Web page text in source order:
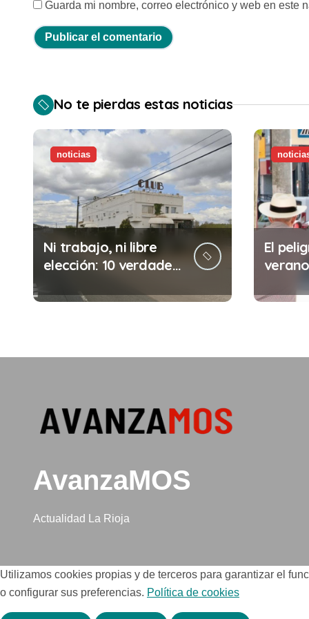
Guarda mi nombre, correo electrónico y web en este
No te pierdas estas noticias
noticias
Ni trabajo, ni libre
elección: 10 verdades
abolición de la
El
AvanzaMOS
Actualidad La Rioja
Utilizamos cookies propias y de terceros para garantizar el
o configurar sus preferencias. Política de cookies